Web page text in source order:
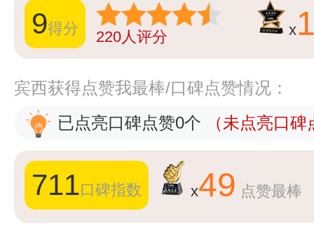
9得分 220人评分 x
宾西获得点赞我最棒/口碑点赞情况：
已点亮口碑点赞0个
（未点亮口
711口碑指数 x49 点赞最棒